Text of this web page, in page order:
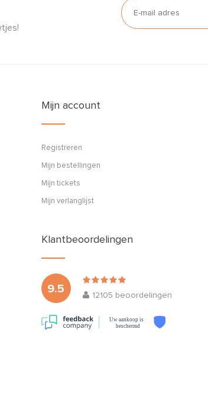
Mijn account
Registreren
Mijn bestellingen
Mijn tickets
Mijn verlanglijst
Klantbeoordelingen
9.5
12105 beoordelingen
Uw aankoop is
beschermd